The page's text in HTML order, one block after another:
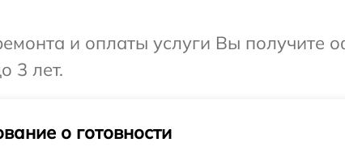
и оплаты услуги Вы получите
3 лет.
о готовности